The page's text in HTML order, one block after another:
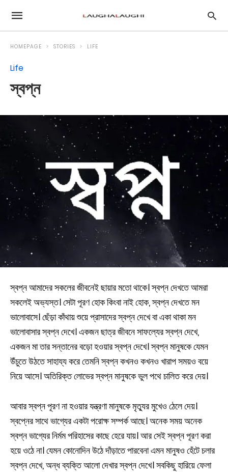
HOMEPAGE STORIES LIFE
Life
স্বপ্ন
স্বপ্ন আমাদের সকলের জীবনেই ছায়ার মতো থাকে। স্বপ্ন দেখতে আমরা
সকলেই অভ্যস্ত। সেটা পূরণ হোক কিংবা নাই হোক, স্বপ্ন দেখতে মন
ভালোবাসে। ছেঁড়া কাঁথায় শুয়ে প্রাসাদের স্বপ্ন দেখে বা একা থাকা মন
ভালোবাসার স্বপ্ন দেখে। একজন ছাত্র জীবনে সাফল্যের স্বপ্ন দেখে,
একজন মা তার সন্তানের বড়ো হওয়ার স্বপ্ন দেখে। স্বপ্ন মানুষকে যেমন
উঁচুতে উঠতে সাহায্য করে তেমনি স্বপ্ন কখনও কখনও খারাপ সময়ও বয়ে
নিয়ে আসে। অতিরিক্ত লোভের স্বপ্ন মানুষকে ভুল পথে চালিত করে দেয়।
আবার স্বপ্ন পূরণ না হওয়ার যন্ত্রণা মানুষকে মৃত্যুর মুখেও ঠেলে দেয়।
স্বপ্নের সাথে ভাগ্যের একটা পরোক্ষ সম্পর্ক আছে। অনেক সময় অনেক
স্বপ্ন ভাগ্যের নির্মম পরিহাসের কাছে হেরে যায়। আর সেই স্বপ্ন পূরণ করা
হয়ে ওঠে না। যেমন কোনোদিন উঠে দাঁড়াতে পারবেনা এমন মানুষও হেঁটে চলার
স্বপ্ন দেখে, অন্ধ ব্যক্তি আলো দেখার স্বপ্ন দেখে। সবকিছু হারিয়ে ফেলা